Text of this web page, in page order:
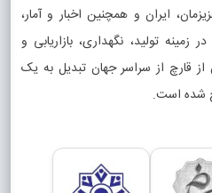
ایران و همچنین اخبار و آمار،
زمینه تولید، نگهداری، بازاریابی و
قارچ از سراسر جهان تبدیل به یک
شده است.